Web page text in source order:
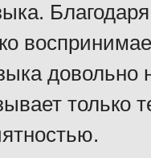
довольно
только